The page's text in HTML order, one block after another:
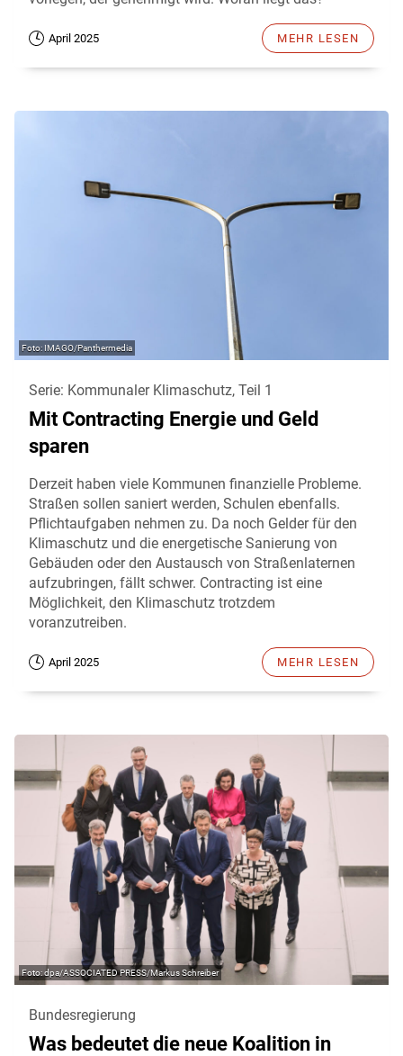
April 2025 MEHR LESEN
IMAGO/Panthermedia
Serie: Kommunaler Klimaschutz, Teil 1
Mit Contracting Energie und Geld
sparen
Derzeit haben viele Kommunen finanzielle Probleme.
Straßen sollen saniert werden, Schulen ebenfalls.
Pflichtaufgaben nehmen zu. Da noch Gelder für den
Klimaschutz und die energetische Sanierung von
Gebäuden oder den Austausch von Straßenlaternen
aufzubringen, fällt schwer. Contracting ist eine
Möglichkeit, den Klimaschutz trotzdem
voranzutreiben.
April 2025 MEHR LESEN
dpa/ASSOCIATED PRESS/Markus Schreiber
Bundesregierung
Was bedeutet die neue Koalition in